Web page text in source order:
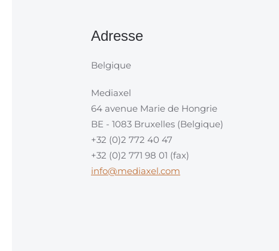
Adresse
Belgique
Mediaxel
64 avenue Marie de Hongrie
BE - 1083 Bruxelles (Belgique)
+32 (0)2 772 40 47
+32 (0)2 771 98 01 (fax)
info@mediaxel.com